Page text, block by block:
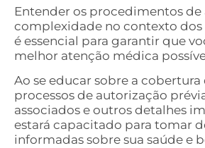
Entender os procedimentos de
complexidade no contexto dos
é essencial para garantir que
melhor atenção médica
Ao se educar sobre a cobertura
processos de autorização
associados e outros detalhes
estará capacitado para tomar
informadas sobre sua saúde e